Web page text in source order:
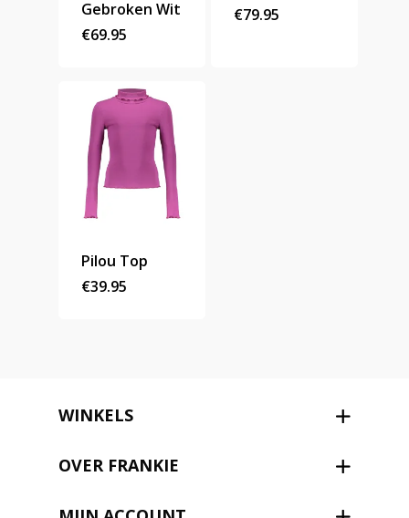
Gebroken Wit
€69.95
€79.95
Pilou Top
€39.95
WINKELS
OVER FRANKIE